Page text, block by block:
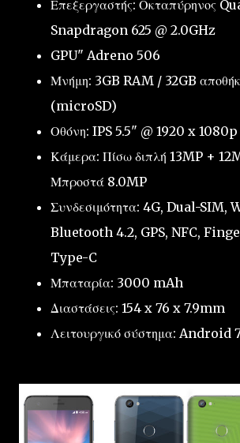
Επεξεργαστής: Οκταπύρηνος
Snapdragon 625 @ 2.0GHz
GPU" Adreno 506
Μνήμη: 3GB RAM / 32GB
(microSD)
Οθόνη: IPS 5.5" @ 1920 x
Κάμερα: Πίσω διπλή 13MP +
Μπροστά 8.0MP
Συνδεσιμότητα: 4G, Dual-SIM,
Bluetooth 4.2, GPS, NFC,
Type-C
Μπαταρία: 3000 mAh
Διαστάσεις: 154 x 76 x 7.9mm
Λειτουργικό σύστημα: Android